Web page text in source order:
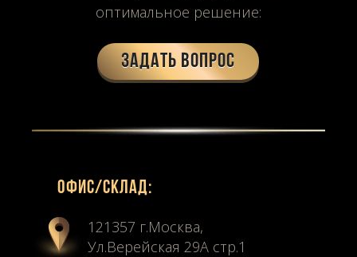
оптимальное решение:
Задать вопрос
Офиc/склад:
121357 г.Москва,
Ул.Верейская 29А стр.1